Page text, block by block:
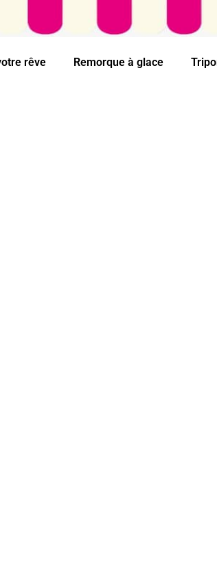
rêve Remorque à glace